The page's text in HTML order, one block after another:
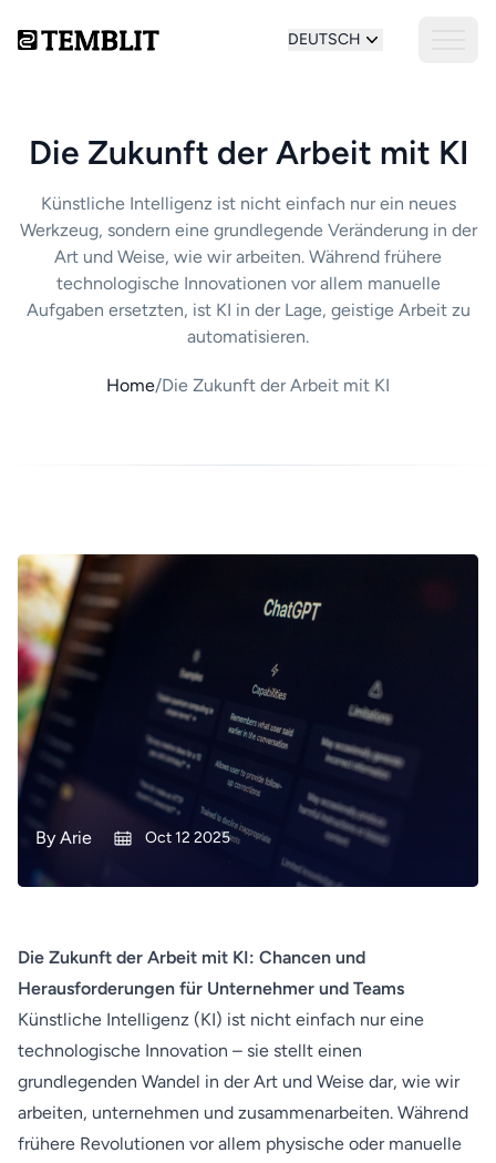
DEUTSCH
Die Zukunft der Arbeit mit KI
Künstliche Intelligenz ist nicht einfach nur ein neues
Werkzeug, sondern eine grundlegende Veränderung in der
Art und Weise, wie wir arbeiten. Während frühere
technologische Innovationen vor allem manuelle
Aufgaben ersetzten, ist KI in der Lage, geistige Arbeit zu
automatisieren.
Home/Die Zukunft der Arbeit mit KI
ByArie Oct 12 2025
Die Zukunft der Arbeit mit KI: Chancen und
Herausforderungen für Unternehmer und Teams
Künstliche Intelligenz (KI) ist nicht einfach nur eine
technologische Innovation – sie stellt einen
grundlegenden Wandel in der Art und Weise dar, wie wir
arbeiten, unternehmen und zusammenarbeiten. Während
frühere Revolutionen vor allem physische oder manuelle